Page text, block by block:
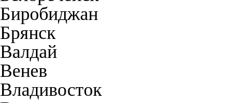
Биробиджан
Брянск
Валдай
Венев
Владивосток